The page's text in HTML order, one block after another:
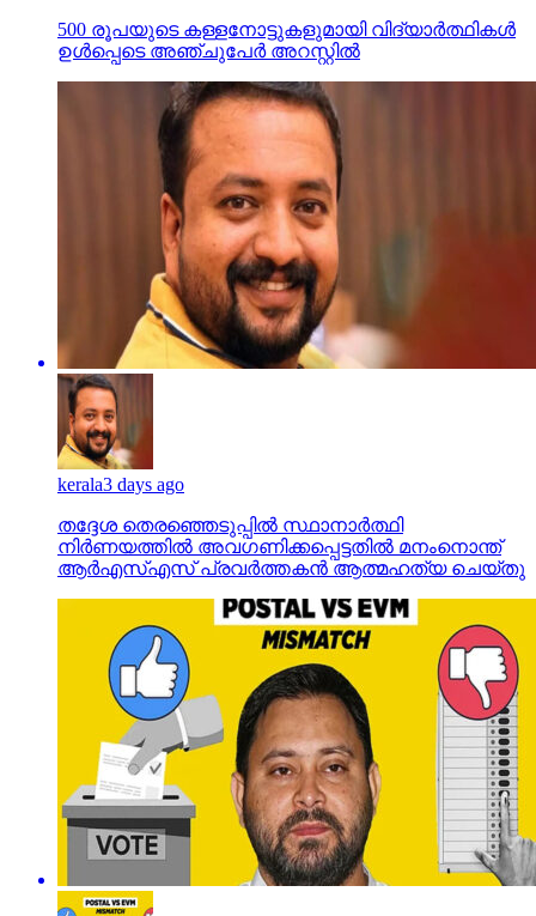
500 രൂപയുടെ കള്ളനോട്ടുകളുമായി വിദ്യാര്‍ത്ഥികള്‍
ഉള്‍പ്പെടെ അഞ്ചുപേര്‍ അറസ്റ്റില്‍
kerala3 days ago
തദ്ദേശ തെരഞ്ഞെടുപ്പില്‍ സ്ഥാനാര്‍ത്ഥി
നിര്‍ണയത്തില്‍ അവഗണിക്കപ്പെട്ടതില്‍ മനംനൊന്ത്
ആര്‍എസ്എസ് പ്രവര്‍ത്തകന്‍ ആത്മഹത്യ ചെയ്തു